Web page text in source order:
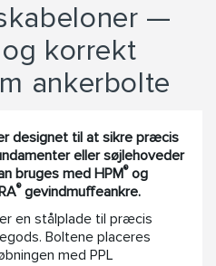
—
korrekt
ankerbolte
designet til at sikre præcis
eller søjlehoveder
bruges med HPM®og
®gevindmuffeankre.
en stålplade til præcis
Boltene placeres
med PPL